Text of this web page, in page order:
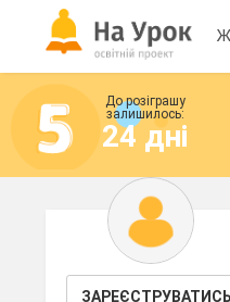
До розіграшу
залишилось:
24 дні
ЗАРЕЄСТРУВАТИСЬ